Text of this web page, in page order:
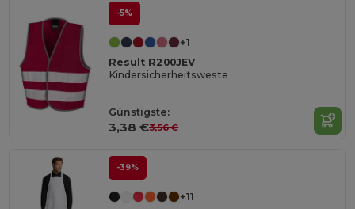
-5%
+1
Result R200JEV
Kindersicherheitsweste
Günstigste:
3,38 €3,56 €
-39%
+11